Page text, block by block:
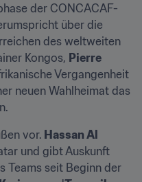
der CONCACAF-
über die
des weltweiten
Kongos, Pierre
Vergangenheit
neuen Wahlheimat das
vor. Hassan Al
und gibt Auskunft
Teams seit Beginn der